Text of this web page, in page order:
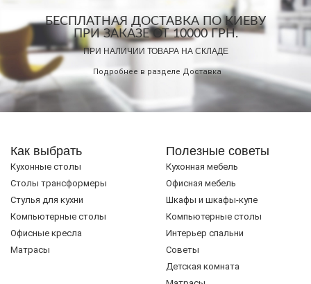
БЕСПЛАТНАЯ ДОСТАВКА ПО КИЕВУ
ПРИ ЗАКАЗЕ ОТ 10000 ГРН.
ПРИ НАЛИЧИИ ТОВАРА НА СКЛАДЕ
Подробнее в разделе Доставка
Как выбрать
Кухонные столы
Cтолы трансформеры
Стулья для кухни
Компьютерные столы
Офисные кресла
Матрасы
Полезные советы
Кухонная мебель
Офисная мебель
Шкафы и шкафы-купе
Компьютерные столы
Интерьер спальни
Советы
Детская комната